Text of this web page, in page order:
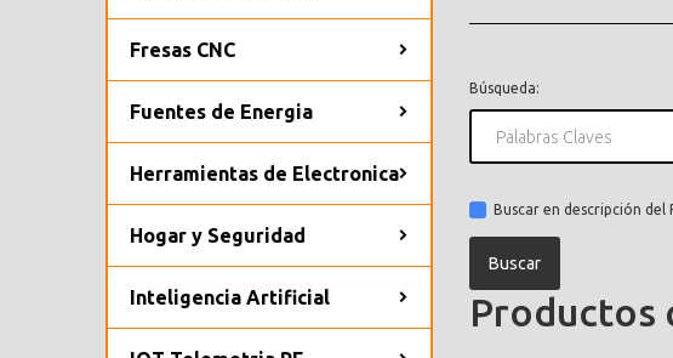
Fresas CNC
Fuentes de Energia
Herramientas de Electronica
Hogar y Seguridad
Inteligencia Artificial
Búsqueda:
Buscar en descripción del
Productos